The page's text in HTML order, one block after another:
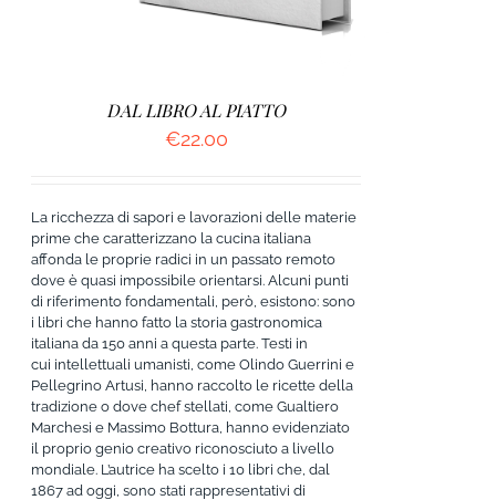
DAL LIBRO AL PIATTO
€22.00
La ricchezza di sapori e lavorazioni delle materie
prime che caratterizzano la cucina italiana
affonda le proprie radici in un passato remoto
dove è quasi impossibile orientarsi. Alcuni punti
di riferimento fondamentali, però, esistono: sono
i libri che hanno fatto la storia gastronomica
italiana da 150 anni a questa parte. Testi in
cui intellettuali umanisti, come Olindo Guerrini e
Pellegrino Artusi, hanno raccolto le ricette della
tradizione o dove chef stellati, come Gualtiero
Marchesi e Massimo Bottura, hanno evidenziato
il proprio genio creativo riconosciuto a livello
mondiale. L’autrice ha scelto i 10 libri che, dal
1867 ad oggi, sono stati rappresentativi di